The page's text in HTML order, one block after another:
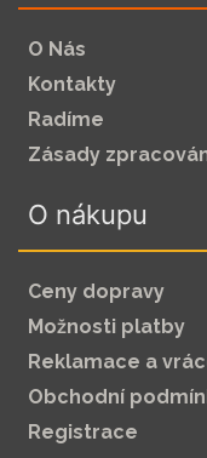
O Nás
Kontakty
Radíme
Zásady
O nákupu
Ceny dopravy
Možnosti platby
Reklamace a
Obchodní
Registrace